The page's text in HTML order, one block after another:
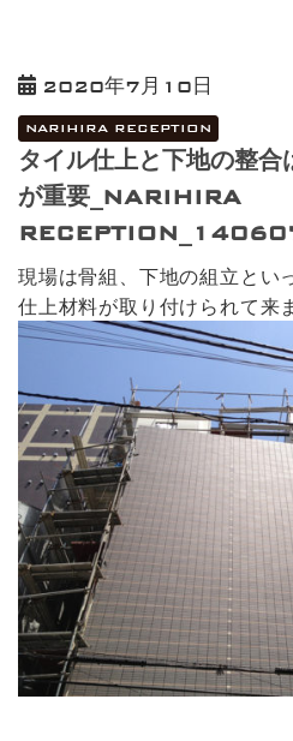
2020年7月10日
NARIHIRA RECEPTION
タイル仕上と下地の整合
が重要_NARIHIRA
現場は骨組、下地の組立とい
仕上材料が取り付けられて来